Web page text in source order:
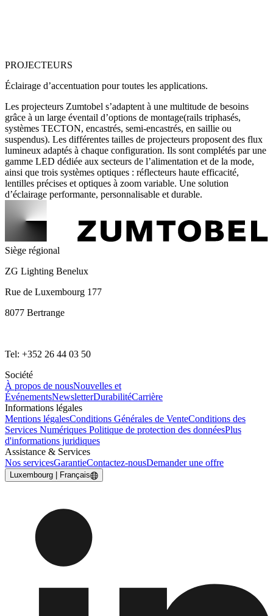
PROJECTEURS
Éclairage d’accentuation pour toutes les applications.
Les projecteurs Zumtobel s’adaptent à une multitude de besoins
grâce à un large éventail d’options de montage(rails triphasés,
systèmes TECTON, encastrés, semi-encastrés, en saillie ou
suspendus). Les différentes tailles de projecteurs proposent des flux
lumineux adaptés à chaque configuration. Ils sont complétés par une
gamme LED dédiée aux secteurs de l’alimentation et de la mode,
ainsi que trois systèmes optiques : réflecteurs haute efficacité,
lentilles précises et optiques à zoom variable. Une solution
d’éclairage performante, personnalisable et durable.
Siège régional
ZG Lighting Benelux
Rue de Luxembourg 177
8077 Bertrange
Tel: +352 26 44 03 50
Société
À propos de nousNouvelles et
ÉvénementsNewsletterDurabilitéCarrière
Informations légales
Mentions légalesConditions Générales de VenteConditions des
Services Numériques Politique de protection des donnéesPlus
d'informations juridiques
Assistance & Services
Nos servicesGarantieContactez-nousDemander une offre
Luxembourg | Français